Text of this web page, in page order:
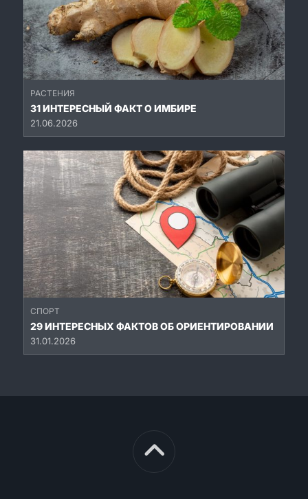
РАСТЕНИЯ
31 ИНТЕРЕСНЫЙ ФАКТ О ИМБИРЕ
21.06.2026
СПОРТ
29 ИНТЕРЕСНЫХ ФАКТОВ ОБ ОРИЕНТИРОВАНИИ
31.01.2026